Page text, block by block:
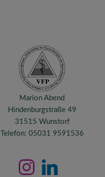
Marion Abend
Hindenburgstraße 49
31515 Wunstorf
Telefon: 05031 9591536